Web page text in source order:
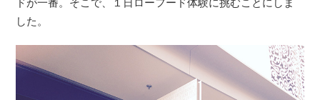
ドが一番。そこで、１日ローフード体験に挑むことにしま
した。